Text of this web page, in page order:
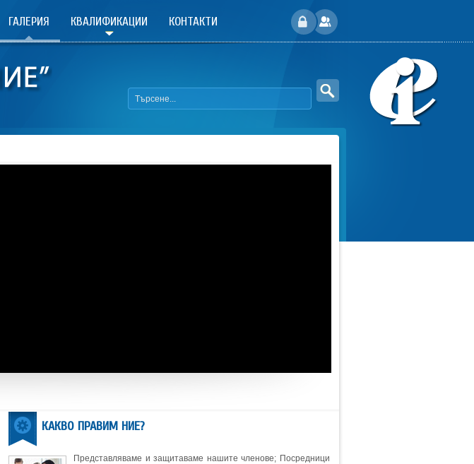
ГАЛЕРИЯ КВАЛИФИКАЦИИ КОНТАКТИ
КАКВО ПРАВИМ НИЕ?
Представляваме и защитаваме нашите членове; Посредници